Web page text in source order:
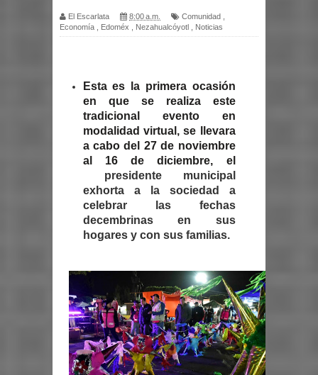
El Escarlata 8:00 a.m. Comunidad
Economía
Edoméx Nezahualcóyotl Noticias
Esta es la primera ocasión
en que se realiza este
tradicional evento en
modalidad virtual, se llevara
a cabo del 27 de noviembre
al 16 de diciembre, el
presidente municipal
exhorta a la sociedad a
celebrar las fechas
decembrinas en sus
hogares y con sus familias.